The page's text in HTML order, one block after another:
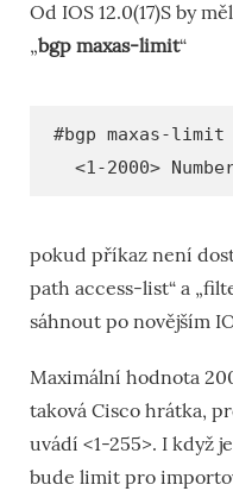
Od IOS 12.0(17)S by
„bgp maxas-limit“
#bgp maxas-limit
<1-2000>
pokud příkaz není
path access-list“ a
sáhnout po novějším
Maximální hodnota
taková Cisco hrátka,
uvádí <1-255>. I když
bude limit pro